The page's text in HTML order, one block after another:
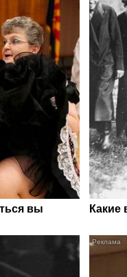
вы
Какие